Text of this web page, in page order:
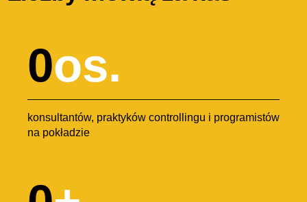
0os.
konsultantów, praktyków controllingu i programistów
na pokładzie